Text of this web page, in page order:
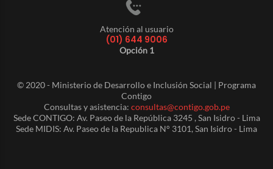
Atención al usuario
(01) 644 9006
Opción 1
© 2020 - Ministerio de Desarrollo e Inclusión Social | Programa
Contigo
Consultas y asistencia: consultas@contigo.gob.pe
Sede CONTIGO: Av. Paseo de la República 3245 , San Isidro - Lima
Sede MIDIS: Av. Paseo de la Republica N° 3101, San Isidro - Lima